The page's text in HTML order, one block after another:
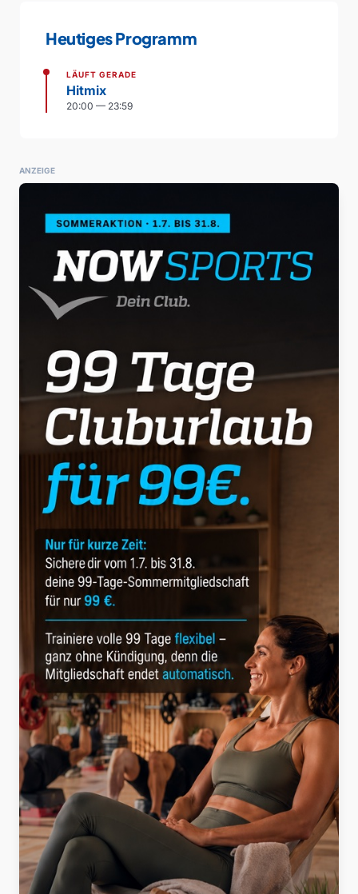
Heutiges Programm
LÄUFT GERADE
Hitmix
20:00 — 23:59
ANZEIGE